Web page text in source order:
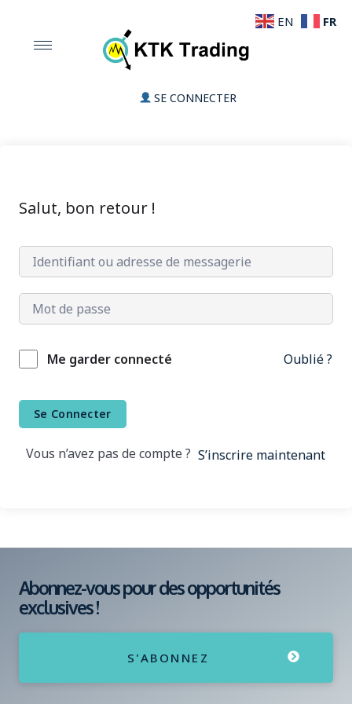
SE CONNECTER
Salut, bon retour !
Me garder connecté Oublié ?
Se Connecter
Vous n’avez pas de compte ? S’inscrire maintenant
Abonnez-vous pour des opportunités
exclusives !
S'ABONNEZ
EN FR